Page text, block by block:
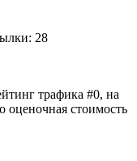
28
трафика #0, на
оценочная стоимость